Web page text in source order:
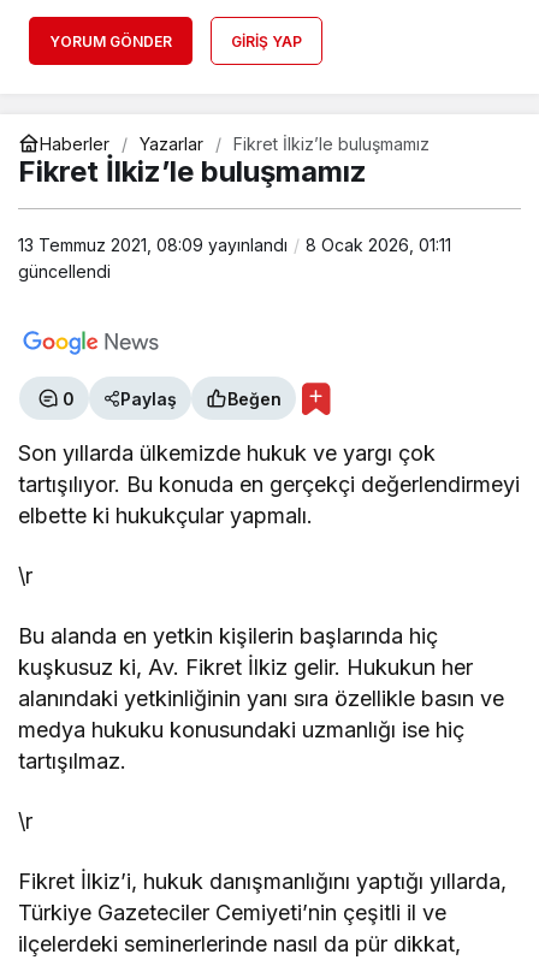
YORUM GÖNDER GIRIŞ YAP
Haberler Yazarlar Fikret İlkiz’le buluşmamız
Fikret İlkiz’le buluşmamız
13 Temmuz 2021, 08:09 yayınlandı
8 Ocak 2026, 01:11
güncellendi
0 Paylaş Beğen
Son yıllarda ülkemizde hukuk ve yargı çok
tartışılıyor. Bu konuda en gerçekçi değerlendirmeyi
elbette ki hukukçular yapmalı.
\r
Bu alanda en yetkin kişilerin başlarında hiç
kuşkusuz ki, Av. Fikret İlkiz gelir. Hukukun her
alanındaki yetkinliğinin yanı sıra özellikle basın ve
medya hukuku konusundaki uzmanlığı ise hiç
tartışılmaz.
\r
Fikret İlkiz’i, hukuk danışmanlığını yaptığı yıllarda,
Türkiye Gazeteciler Cemiyeti’nin çeşitli il ve
ilçelerdeki seminerlerinde nasıl da pür dikkat,